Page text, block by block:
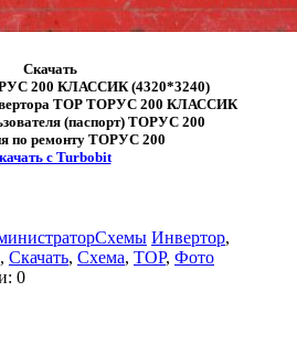
Скачать
200 КЛАССИК (4320*3240)
ТОР ТОРУС 200 КЛАССИК
(паспорт) ТОРУС 200
по ремонту ТОРУС 200
с Turbobit
Схемы Инвертор,
, Скачать, Схема, ТОР, Фото
0